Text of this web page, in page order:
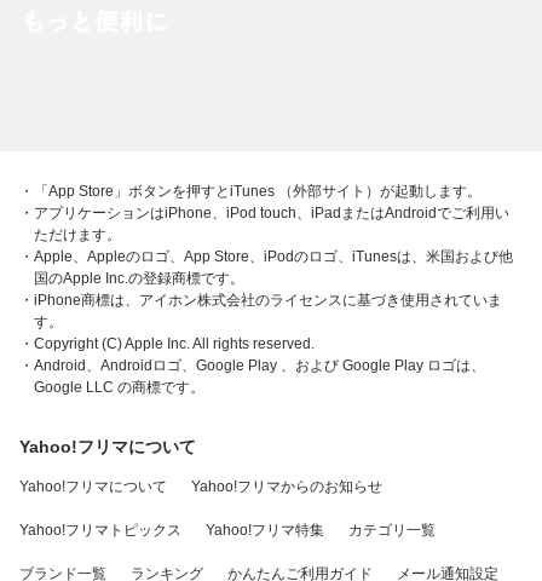
・「App Store」ボタンを押すとiTunes （外部サイト）が起動します。
・アプリケーションはiPhone、iPod touch、iPadまたはAndroidでご利用い
ただけます。
・Apple、Appleのロゴ、App Store、iPodのロゴ、iTunesは、米国および他
国のApple Inc.の登録商標です。
・iPhone商標は、アイホン株式会社のライセンスに基づき使用されていま
す。
・Copyright (C) Apple Inc. All rights reserved.
・Android、Androidロゴ、Google Play 、および Google Play ロゴは、
Google LLC の商標です。
Yahoo!フリマについて
Yahoo!フリマについて Yahoo!フリマからのお知らせ
Yahoo!フリマトピックス Yahoo!フリマ特集 カテゴリ一覧
ブランド一覧 ランキング かんたんご利用ガイド メール通知設定